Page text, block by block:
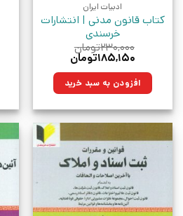
ادبیات ایران
کتاب قانون مدنی | انتشارات
خرسندی
۲۳۰,۰۰۰تومان
قیمت
۲۳۰,۰۰۰تومان
بود.
۱۸۵,۱۵۰تومان
۱۸۵,۱۵۰تومان.افزودن به سبد خرید